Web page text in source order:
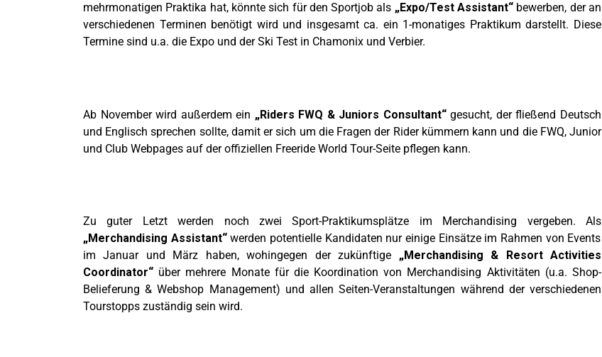
mehrmonatigen Praktika hat, könnte sich für den Sportjob als „Expo/Test Assistant“ bewerben, der an
verschiedenen Terminen benötigt wird und insgesamt ca. ein 1-monatiges Praktikum darstellt. Diese
Termine sind u.a. die Expo und der Ski Test in Chamonix und Verbier.
Ab November wird außerdem ein „Riders FWQ & Juniors Consultant“gesucht, der fließend Deutsch
und Englisch sprechen sollte, damit er sich um die Fragen der Rider kümmern kann und die FWQ, Junior
und Club Webpages auf der offiziellen Freeride World Tour-Seite pflegen kann.
Zu guter Letzt werden noch zwei Sport-Praktikumsplätze im Merchandising vergeben. Als
„Merchandising Assistant“werden potentielle Kandidaten nur einige Einsätze im Rahmen von Events
im Januar und März haben, wohingegen der zukünftige „Merchandising & Resort Activities
Coordinator“ über mehrere Monate für die Koordination von Merchandising Aktivitäten (u.a. Shop-
Belieferung & Webshop Management) und allen Seiten-Veranstaltungen während der verschiedenen
Tourstopps zuständig sein wird.